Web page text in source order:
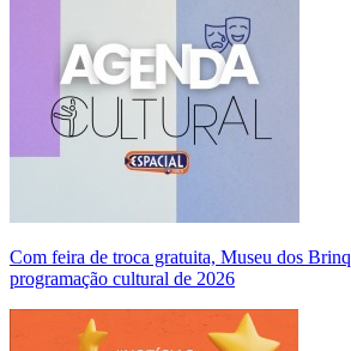
Com feira de troca gratuita, Museu dos
programação cultural de 2026